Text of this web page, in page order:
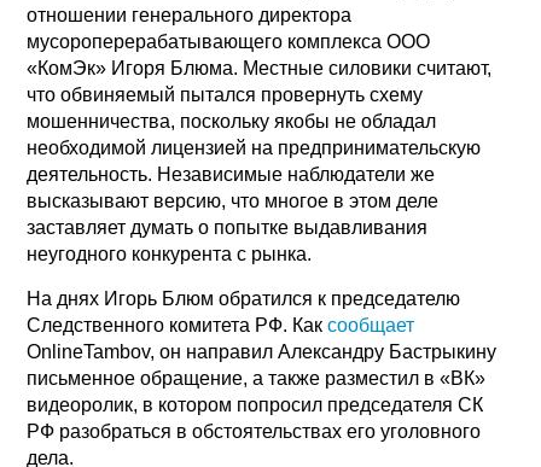
отношении генерального директора
мусороперерабатывающего комплекса ООО
«КомЭк» Игоря Блюма. Местные силовики считают,
что обвиняемый пытался провернуть схему
мошенничества, поскольку якобы не обладал
необходимой лицензией на предпринимательскую
деятельность. Независимые наблюдатели же
высказывают версию, что многое в этом деле
заставляет думать о попытке выдавливания
неугодного конкурента с рынка.
На днях Игорь Блюм обратился к председателю
Следственного комитета РФ. Каксообщает
OnlineTambov, он направил Александру Бастрыкину
письменное обращение, а также разместил в «ВК»
видеоролик, в котором попросил председателя СК
РФ разобраться в обстоятельствах его уголовного
дела.